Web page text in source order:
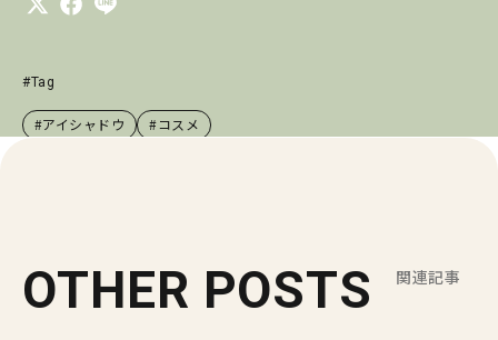
#Tag
#アイシャドウ #コスメ
OTHER POSTS 関連記事